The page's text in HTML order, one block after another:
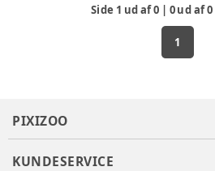
Side 1 ud af0 | 0ud af0
1
PIXIZOO
KUNDESERVICE